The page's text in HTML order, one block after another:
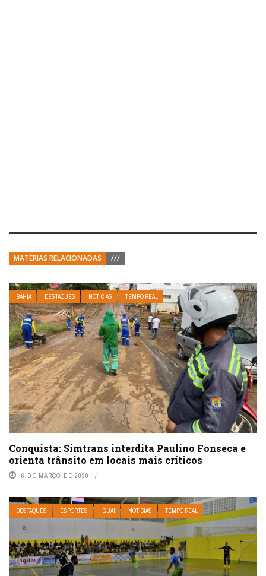
MATÉRIAS RELACIONADAS ///
BAHIA DESTAQUES NOTÍCIAS TEMPO REAL
Conquista: Simtrans interdita Paulino Fonseca e
orienta trânsito em locais mais críticos
6 DE MARÇO DE 2020
DESTAQUES ESPORTES IGUAÍ NOTÍCIAS TEMPO REAL